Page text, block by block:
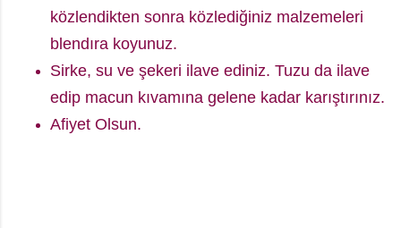
közlendikten sonra közlediğiniz malzemeleri
blendıra koyunuz.
Sirke, su ve şekeri ilave ediniz. Tuzu da ilave
edip macun kıvamına gelene kadar karıştırınız.
Afiyet Olsun.